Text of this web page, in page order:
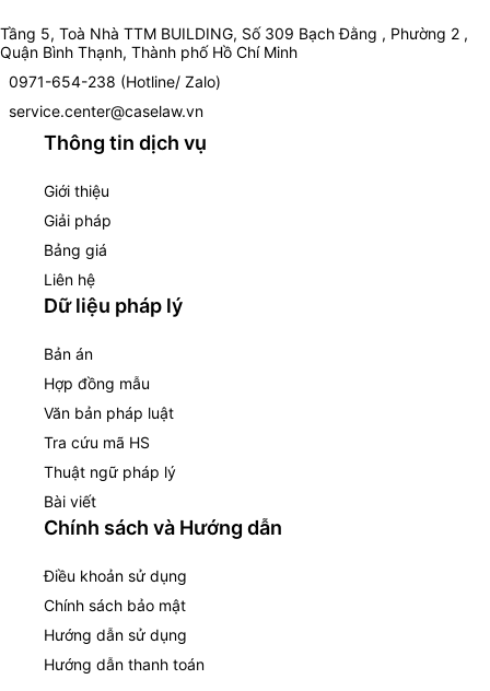
Tầng 5, Toà Nhà TTM BUILDING, Số 309 Bạch Đằng , Phường 2 ,
Quận Bình Thạnh, Thành phố Hồ Chí Minh
0971-654-238 (Hotline/ Zalo)
service.center@caselaw.vn
Thông tin dịch vụ
Giới thiệu
Giải pháp
Bảng giá
Liên hệ
Dữ liệu pháp lý
Bản án
Hợp đồng mẫu
Văn bản pháp luật
Tra cứu mã HS
Thuật ngữ pháp lý
Bài viết
Chính sách và Hướng dẫn
Điều khoản sử dụng
Chính sách bảo mật
Hướng dẫn sử dụng
Hướng dẫn thanh toán